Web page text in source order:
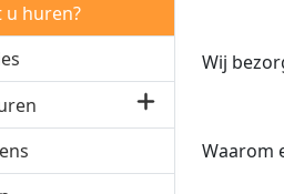
u huren?
Wij
Waarom